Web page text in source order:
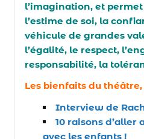
l’imagination, et
l’estime de soi, la
véhicule de grandes
l’égalité, le respect,
responsabilité, la
Les bienfaits du
Interview de
10 raisons
avec les enfants !